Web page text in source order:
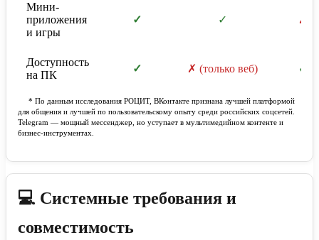
Мини-
приложения
и игры
✓ ✓ ✗
Доступность
на ПК
✓ ✗ (только веб) ✓
* По данным исследования РОЦИТ, ВКонтакте признана лучшей платформой
для общения и лучшей по пользовательскому опыту среди российских соцсетей.
Telegram — мощный мессенджер, но уступает в мультимедийном контенте и
бизнес-инструментах.
💻 Системные требования и
совместимость